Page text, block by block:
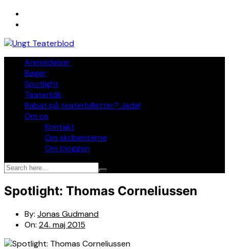
Skip
Anmeldelser
Bøger
Spotlight
Teaterblik
Rabat på teaterbilletter? Jada!
Om os
Kontakt
Om skribenterne
Om bloggen
Spotlight: Thomas Corneliussen
By: Jonas Gudmand
On: 24. maj 2015